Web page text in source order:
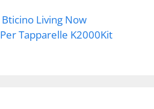
Living Now
Tapparelle K2000Kit